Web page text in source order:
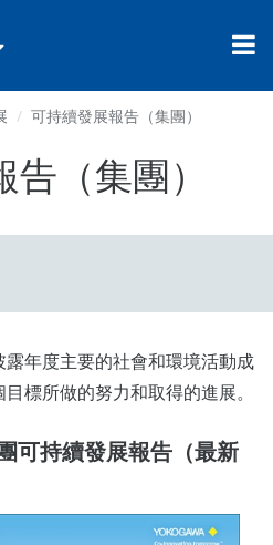
可持續發展報告（集團）
（集團）
年度主要的社會和環境活動成
標所做的努力和取得的進展。
可持續發展報告（最新